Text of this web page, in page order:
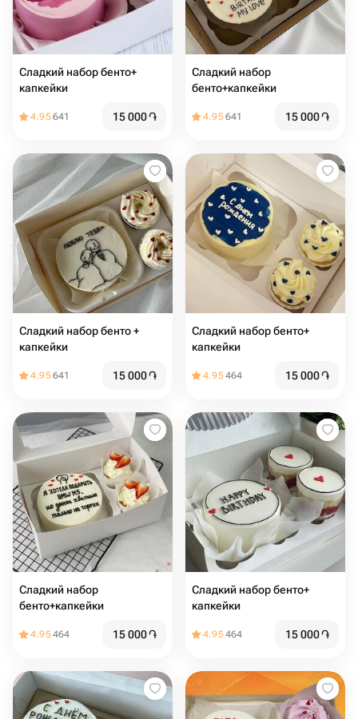
Сладкий набор бенто+
капкейки
4.95641 15 000֏
Сладкий набор
бенто+капкейки
4.95641 15 000֏
Сладкий набор бенто +
капкейки
4.95641 15 000֏
Сладкий набор бенто+
капкейки
4.95464 15 000֏
Сладкий набор
бенто+капкейки
4.95464 15 000֏
Сладкий набор бенто+
капкейки
4.95464 15 000֏